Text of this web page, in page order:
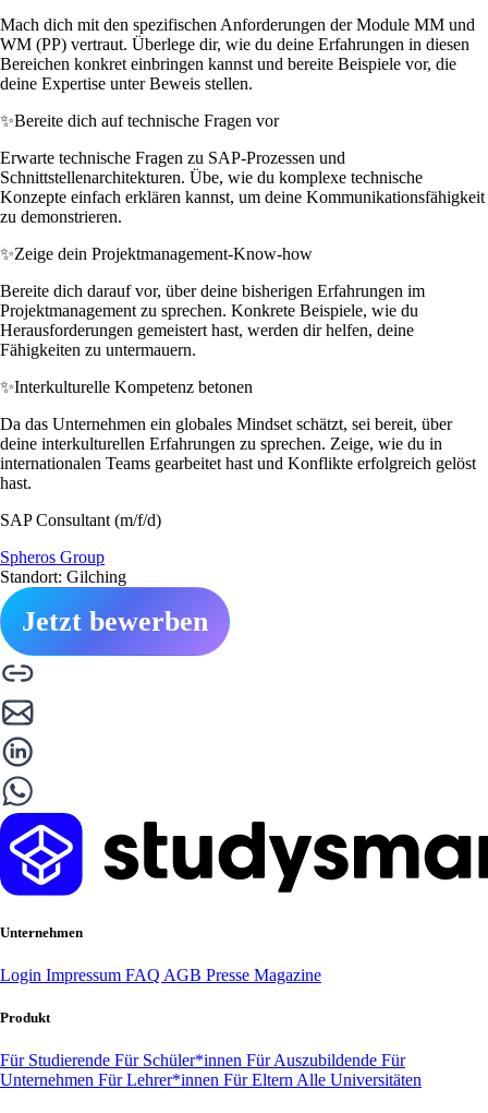
Mach dich mit den spezifischen Anforderungen der Module MM und
WM (PP) vertraut. Überlege dir, wie du deine Erfahrungen in diesen
Bereichen konkret einbringen kannst und bereite Beispiele vor, die
deine Expertise unter Beweis stellen.
✨Bereite dich auf technische Fragen vor
Erwarte technische Fragen zu SAP-Prozessen und
Schnittstellenarchitekturen. Übe, wie du komplexe technische
Konzepte einfach erklären kannst, um deine Kommunikationsfähigkeit
zu demonstrieren.
✨Zeige dein Projektmanagement-Know-how
Bereite dich darauf vor, über deine bisherigen Erfahrungen im
Projektmanagement zu sprechen. Konkrete Beispiele, wie du
Herausforderungen gemeistert hast, werden dir helfen, deine
Fähigkeiten zu untermauern.
✨Interkulturelle Kompetenz betonen
Da das Unternehmen ein globales Mindset schätzt, sei bereit, über
deine interkulturellen Erfahrungen zu sprechen. Zeige, wie du in
internationalen Teams gearbeitet hast und Konflikte erfolgreich gelöst
hast.
SAP Consultant (m/f/d)
Spheros Group
Standort: Gilching
Jetzt bewerben
Unternehmen
Login Impressum FAQ AGB Presse Magazine
Produkt
Für Studierende Für Schüler*innen Für Auszubildende Für
Unternehmen Für Lehrer*innen Für Eltern Alle Universitäten